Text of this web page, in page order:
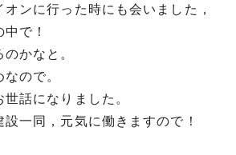
ンに行った時にも会いました，
で！
かなと。
ので。
話になりました。
一同，元気に働きますので！